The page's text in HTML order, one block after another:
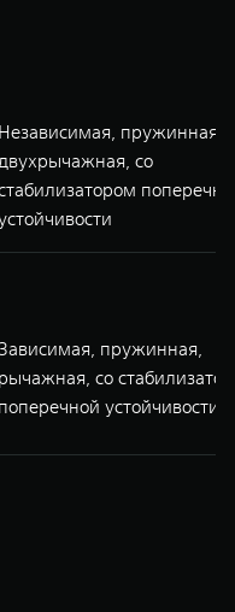
Независимая, пружинная,
со
пружинная,
рычажная, со
поперечной устойчивости